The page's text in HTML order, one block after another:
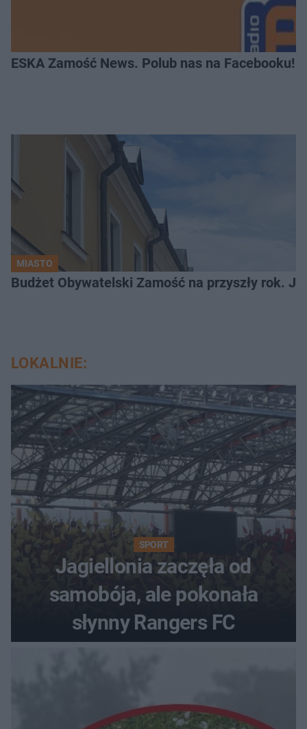
ESKA Zamość News. Polub nas na Facebooku!
MIASTO
LOKALNIE:
SPORT
Jagiellonia zaczęła od
samobója, ale pokonała
słynny Rangers FC